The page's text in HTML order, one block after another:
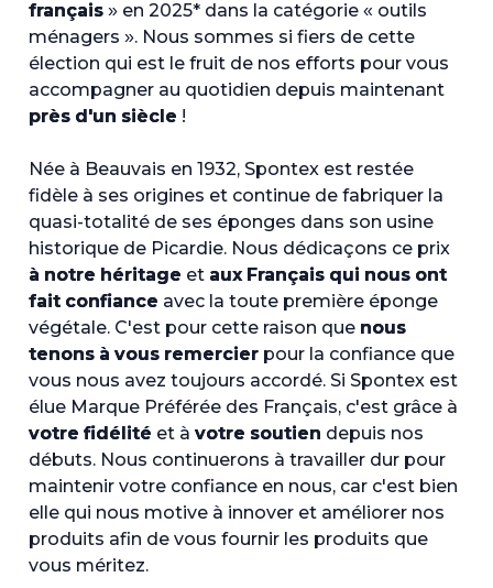
français » en 2025* dans la catégorie « outils
ménagers ». Nous sommes si fiers de cette
élection qui est le fruit de nos efforts pour vous
accompagner au quotidien depuis maintenant
près d'un siècle !
Née à Beauvais en 1932, Spontex est restée
fidèle à ses origines et continue de fabriquer la
quasi-totalité de ses éponges dans son usine
historique de Picardie. Nous dédicaçons ce prix
à notre héritage et aux Français qui nous ont
fait confiance avec la toute première éponge
végétale. C'est pour cette raison que nous
tenons à vous remercierpour la confiance que
vous nous avez toujours accordé. Si Spontex est
élue Marque Préférée des Français, c'est grâce à
votre fidélité et à votre soutien depuis nos
débuts. Nous continuerons à travailler dur pour
maintenir votre confiance en nous, car c'est bien
elle qui nous motive à innover et améliorer nos
produits afin de vous fournir les produits que
vous méritez.